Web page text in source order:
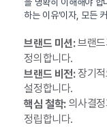
하는 이유’이자, 모든
브랜드 미션:브랜드
정의합니다.
브랜드 비전:장기적
설정합니다.
핵심 철학:의사결정
정립합니다.